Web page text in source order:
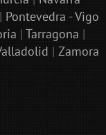
| Pontevedra - Vigo
| Tarragona |
| Zamora